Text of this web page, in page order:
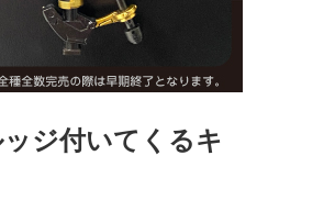
ジ付いてくるキ